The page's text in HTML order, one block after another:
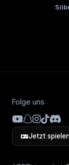
Folge uns
Jetzt